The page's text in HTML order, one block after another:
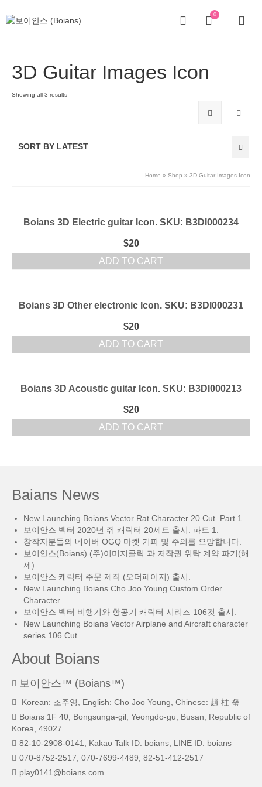
0
3D Guitar Images Icon
Showing all 3 results
SORT BY LATEST
Home » Shop » 3D Guitar Images Icon
Boians 3D Electric guitar Icon. SKU: B3DI000234
$20
ADD TO CART
Boians 3D Other electronic Icon. SKU: B3DI000231
$20
ADD TO CART
Boians 3D Acoustic guitar Icon. SKU: B3DI000213
$20
ADD TO CART
Baians News
New Launching Boians Vector Rat Character 20 Cut. Part 1.
보이안스 벡터 2020년 쥐 캐릭터 20세트 출시. 파트 1.
창작자분들의 네이버 OGQ 마켓 기피 및 주의를 요망합니다.
보이안스(Boians) (주)이미지클릭 과 저작권 위탁 계약 파기(해
제)
보이안스 캐릭터 주문 제작 (오더페이지) 출시.
New Launching Boians Cho Joo Young Custom Order
Character.
보이안스 벡터 비행기와 항공기 캐릭터 시리즈 106컷 출시.
New Launching Boians Vector Airplane and Aircraft character
series 106 Cut.
About Boians
보이안스™ (Boians™)
Korean: 조주영, English: Cho Joo Young, Chinese: 趙 柱 瑩
Boians 1F 40, Bongsunga-gil, Yeongdo-gu, Busan, Republic of
Korea, 49027
82-10-2908-0141, Kakao Talk ID: boians, LINE ID: boians
070-8752-2517, 070-7699-4489, 82-51-412-2517
play0141@boians.com